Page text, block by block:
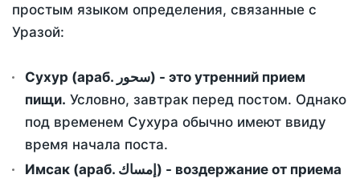
простым языком определения, связанные с
Уразой:
Сухур (араб. سحور) - это утренний прием
пищи. Условно, завтрак перед постом. Однако
под временем Сухура обычно имеют ввиду
время начала поста.
Имсак (араб. إمساك) - воздержание от приема